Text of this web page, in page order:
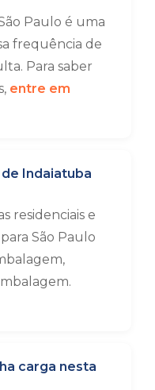
Paulo é uma
frequência de
Para saber
entre em
Indaiatuba
residenciais e
São Paulo
carga nesta